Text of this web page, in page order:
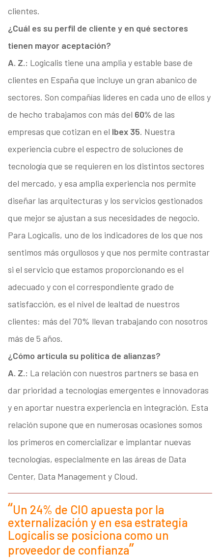
clientes.
¿Cuál es su perfil de cliente y en qué sectores
tienen mayor aceptación?
A. Z.: Logicalis tiene una amplia y estable base de
clientes en España que incluye un gran abanico de
sectores. Son compañías líderes en cada uno de ellos y
de hecho trabajamos con más del 60% de las
empresas que cotizan en el Ibex 35. Nuestra
experiencia cubre el espectro de soluciones de
tecnología que se requieren en los distintos sectores
del mercado, y esa amplia experiencia nos permite
diseñar las arquitecturas y los servicios gestionados
que mejor se ajustan a sus necesidades de negocio.
Para Logicalis, uno de los indicadores de los que nos
sentimos más orgullosos y que nos permite contrastar
si el servicio que estamos proporcionando es el
adecuado y con el correspondiente grado de
satisfacción, es el nivel de lealtad de nuestros
clientes: más del 70% llevan trabajando con nosotros
más de 5 años.
¿Cómo articula su política de alianzas?
A. Z.: La relación con nuestros partners se basa en
dar prioridad a tecnologías emergentes e innovadoras
y en aportar nuestra experiencia en integración. Esta
relación supone que en numerosas ocasiones somos
los primeros en comercializar e implantar nuevas
tecnologías, especialmente en las áreas de Data
Center, Data Management y Cloud.
Un 24% de CIO apuesta por la
externalización y en esa estrategia
Logicalis se posiciona como un
proveedor de confianza